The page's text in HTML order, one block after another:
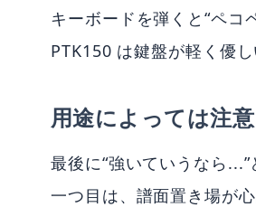
キーボードを弾くと“ペコ
PTK150 は鍵盤が軽く優
用途によっては注
最後に“強いていうなら
一つ目は、譜面置き場が